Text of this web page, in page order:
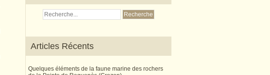
Articles Récents
Quelques éléments de la faune marine des rochers